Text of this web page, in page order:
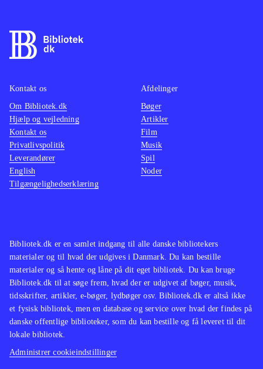
Bibliotek.dk er en samlet indgang til alle danske bibliotekers
materialer og til hvad der udgives i Danmark. Du kan bestille
materialer og så hente og låne på dit eget bibliotek. Du kan bruge
Bibliotek.dk til at søge frem, hvad der er udgivet af bøger, musik,
tidsskrifter, artikler, e-bøger, lydbøger osv. Bibliotek.dk er altså ikke
et fysisk bibliotek, men en database og service over hvad der findes på
danske offentlige biblioteker, som du kan bestille og få leveret til dit
lokale bibliotek.
Administrer cookieindstillinger
Kontakt os
Om Bibliotek.dk
Hjælp og vejledning
Kontakt os
Privatlivspolitik
Leverandører
English
Tilgængelighedserklæring
Afdelinger
Bøger
Artikler
Film
Musik
Spil
Noder